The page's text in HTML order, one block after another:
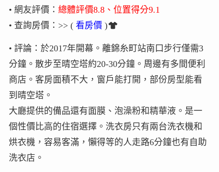
• 網友評價： 總體評價8.8、位置得分9.1
• 查詢房價：>> ( 看房價 )
• 評論：於2017年開幕。離錦糸町站南口步行僅需3
分鐘。散步至晴空塔約20-30分鐘。周邊有多間便利
商店。客房面積不大，窗戶能打開，部份房型能看
到晴空塔。
大廳提供的備品還有面膜、泡澡粉和精華液。是一
個性價比高的住宿選擇。洗衣房只有兩台洗衣機和
烘衣機，容易客滿，懶得等的人走路6分鐘也有自助
洗衣店。